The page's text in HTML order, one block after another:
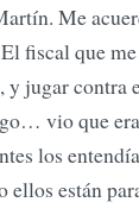
Me
fiscal que
y jugar contra
vio que
los
ellos están